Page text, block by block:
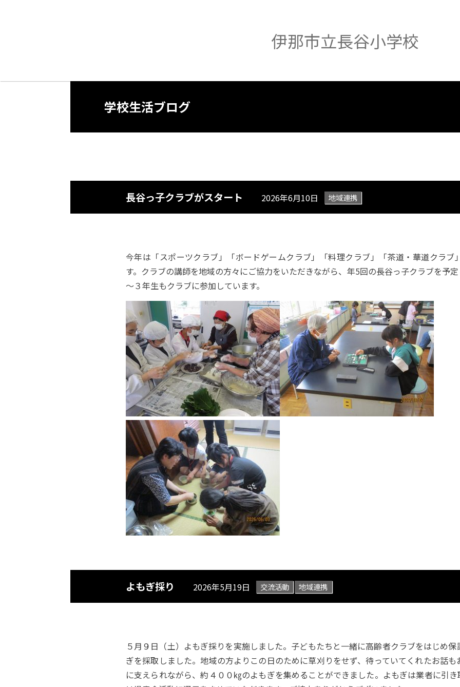
伊那市立長谷小学校
学校生活ブログ
長谷っ子クラブがスタート 2026年6月10日 地域連携
今年は「スポーツクラブ」「ボードゲームクラブ」「料理クラブ」「茶道・華道クラブ
す。クラブの講師を地域の方々にご協力をいただきながら、年5回の長谷っ子クラブを予
～３年生もクラブに参加しています。
よもぎ採り 2026年5月19日 交流活動 地域連携
５月９日（土）よもぎ採りを実施しました。子どもたちと一緒に高齢者クラブをはじめ
ぎを採取しました。地域の方よりこの日のために草刈りをせず、待っていてくれたお話
に支えられながら、約４００㎏のよもぎを集めることができました。よもぎは業者に引